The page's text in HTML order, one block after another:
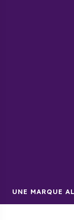
UNE MARQUE